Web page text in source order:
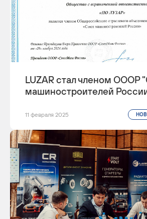
LUZAR стал членом ОООР
машиностроителей
11 февраля 2025